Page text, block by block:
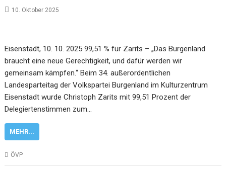
10. Oktober 2025
Eisenstadt, 10. 10. 2025 99,51 % für Zarits – „Das Burgenland
braucht eine neue Gerechtigkeit, und dafür werden wir
gemeinsam kämpfen.“ Beim 34. außerordentlichen
Landesparteitag der Volkspartei Burgenland im Kulturzentrum
Eisenstadt wurde Christoph Zarits mit 99,51 Prozent der
Delegiertenstimmen zum…
MEHR...
ÖVP